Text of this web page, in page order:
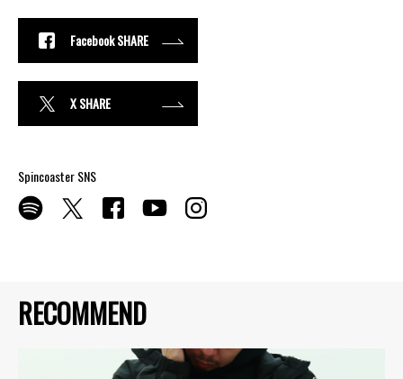
RECOMMEND
Facebook SHARE
X SHARE
Spincoaster SNS